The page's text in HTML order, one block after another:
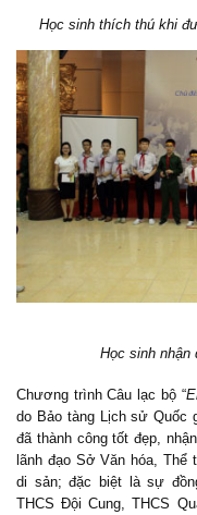
Học sinh thích thú khi
Học sinh nhận
Chương trình Câu lạc bộ “
do Bảo tàng Lịch sử Quốc
đã thành công tốt đẹp,
lãnh đạo Sở Văn hóa, Thể
di sản; đặc biệt là sự
THCS Đội Cung, THCS